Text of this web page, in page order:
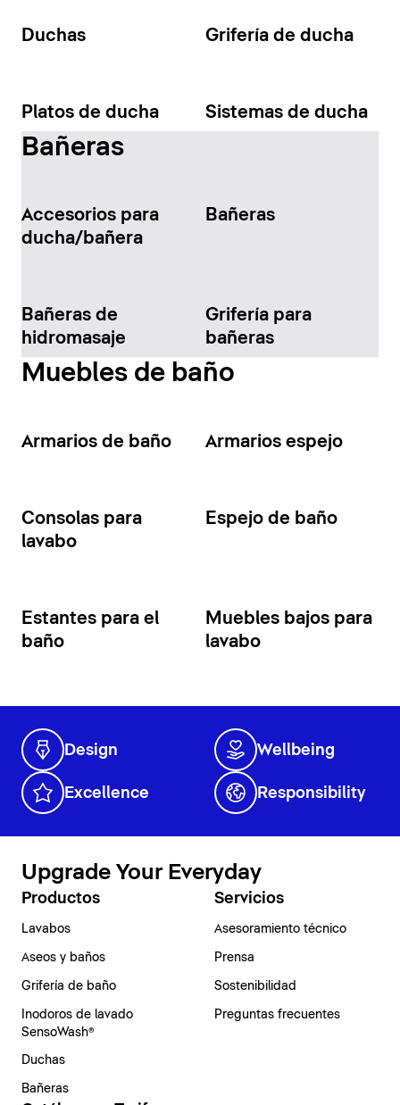
Duchas Grifería de ducha
Platos de ducha Sistemas de ducha
Bañeras
Accesorios para
ducha/bañera
Bañeras
Bañeras de
hidromasaje
Grifería para
bañeras
Muebles de baño
Armarios de baño Armarios espejo
Consolas para
lavabo
Espejo de baño
Estantes para el
baño
Muebles bajos para
lavabo
Design Wellbeing
Excellence Responsibility
Upgrade Your Everyday
Productos
Lavabos
Aseos y baños
Grifería de baño
Inodoros de lavado
SensoWash®
Duchas
Bañeras
Servicios
Asesoramiento técnico
Prensa
Sostenibilidad
Preguntas frecuentes